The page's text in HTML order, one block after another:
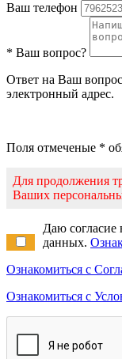
Ваш телефон
* Ваш вопрос?
Ответ на Ваш
электронный адрес.
Поля отмеченые *
Для продолжения
Ваших
Даю согласие
данных.
Ознакомиться с
Ознакомиться с